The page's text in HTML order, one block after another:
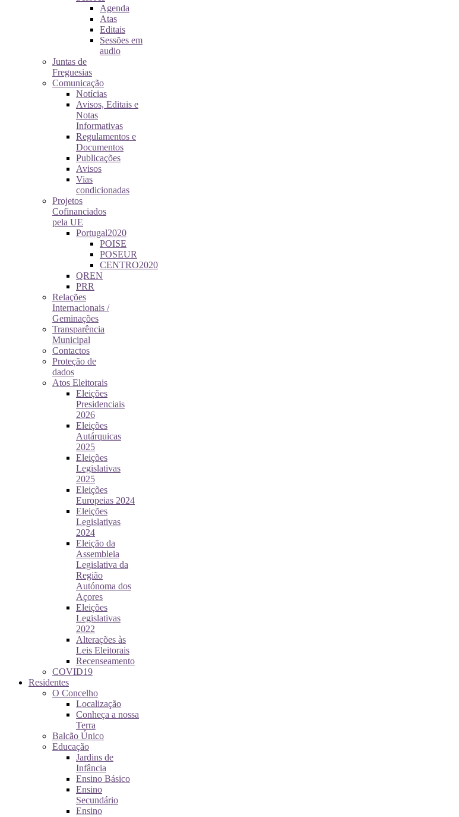
Agenda
Atas
Editais
Sessões em
audio
Juntas de
Freguesias
Comunicação
Notícias
Avisos, Editais e
Notas
Informativas
Regulamentos e
Documentos
Publicações
Avisos
Vias
condicionadas
Projetos
Cofinanciados
pela UE
Portugal2020
POISE
POSEUR
CENTRO2020
QREN
PRR
Relações
Internacionais /
Geminações
Transparência
Municipal
Contactos
Proteção de
dados
Atos Eleitorais
Eleições
Presidenciais
2026
Eleições
Autárquicas
2025
Eleições
Legislativas
2025
Eleições
Europeias 2024
Eleições
Legislativas
2024
Eleição da
Assembleia
Legislativa da
Região
Autónoma dos
Açores
Eleições
Legislativas
2022
Alterações às
Leis Eleitorais
Recenseamento
COVID19
Residentes
O Concelho
Localização
Conheça a nossa
Terra
Balcão Único
Educação
Jardins de
Infância
Ensino Básico
Ensino
Secundário
Ensino